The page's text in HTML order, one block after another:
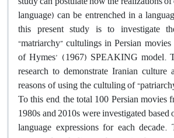
language) can be entrenched in a
this present study is to investigate
“matriarchy” cultulings in Persian
of Hymes’ (1967) SPEAKING model.
research to demonstrate Iranian
reasons of using the cultuling of
To this end, the total 100 Persian movies
1980s and 2010s were investigated
language expressions for each